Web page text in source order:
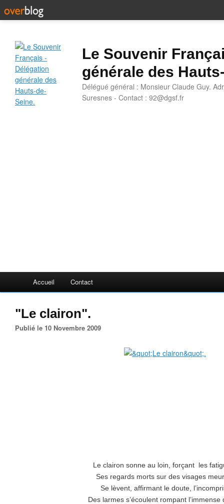
Le Souvenir
générale des
Délégué général : Monsieur Claude Guy.
Suresnes - Contact : 92@dgsf.fr
Accueil Contact
"Le clairon".
Publié le 10 Novembre 2009
Le clairon sonne au loin, forçant les
Ses regards morts sur des visages
Se lèvent, affirmant le doute,
Des larmes s’écoulent rompant l’immense